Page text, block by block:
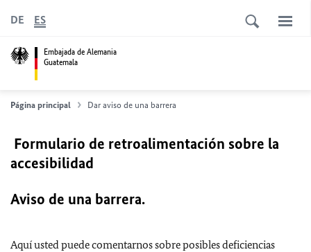
Embajada de Alemania
Guatemala
DE ES
Página principal Dar aviso de una barrera
Formulario de retroalimentación sobre la
accesibilidad
Aviso de una barrera.
Aquí usted puede comentarnos sobre posibles deficiencias